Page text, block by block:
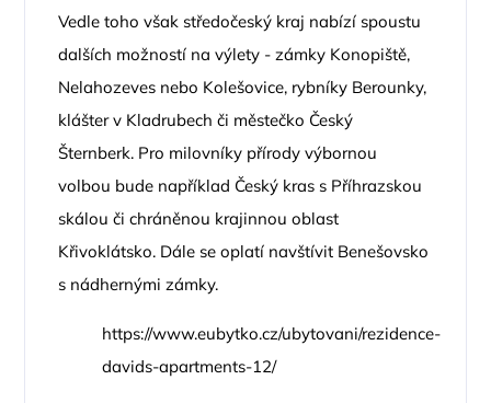
Vedle toho však středočeský kraj nabízí spoustu
dalších možností na výlety - zámky Konopiště,
Nelahozeves nebo Kolešovice, rybníky Berounky,
klášter v Kladrubech či městečko Český
Šternberk. Pro milovníky přírody výbornou
volbou bude například Český kras s Příhrazskou
skálou či chráněnou krajinnou oblast
Křivoklátsko. Dále se oplatí navštívit Benešovsko
s nádhernými zámky.
https://www.eubytko.cz/ubytovani/rezidence-
davids-apartments-12/